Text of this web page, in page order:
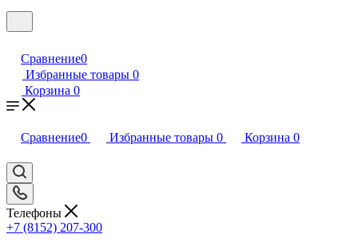
Сравнение0
Избранные товары 0
Корзина 0
Сравнение0 Избранные товары 0 Корзина 0
Телефоны
+7 (8152) 207-300